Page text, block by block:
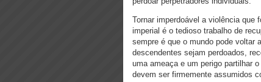
Tornar imperdoável a violência que
imperial é o tedioso trabalho de
sempre é que o mundo pode voltar
descendentes sejam perdoados,
uma ameaça e um perigo partilhar
devem ser firmemente assumidos